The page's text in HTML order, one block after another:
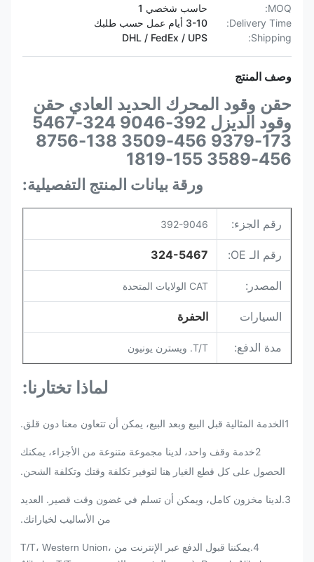
MOQ:
حاسب شخصي 1
Delivery Time:
3-10 أيام عمل حسب طلبك
Shipping:
DHL / FedEx / UPS
وصف المنتج
حقن وقود المحرك الحديد العادي حقن
وقود الديزل 392-9046 324-5467
173-9379 456-3509 138-8756
456-3589 155-1819
ورقة بيانات المنتج التفصيلية:
رقم الجزء: 392-9046
رقم الـ OE: 324-5467
المصدر: CAT الولايات المتحدة
السيارات الحفرة
مدة الدفع: T/T. ويسترن يونيون
لماذا تختارنا:
1الخدمة المثالية قبل البيع وبعد البيع، يمكن أن تتعاون معنا دون قلق.
2خدمة وقف واحد، لدينا مجموعة متنوعة من الأجزاء، يمكنك
الحصول على كل قطع الغيار هنا لتوفير تكلفة وقتك وتكلفة الشحن.
3
.لدينا مخزون كامل، ويمكن أن تسلم في غضون وقت قصير. العديد
من الأساليب لخياراتك.
4.
يمكننا قبول الدفع عبر الإنترنت من T/T، Western Union،